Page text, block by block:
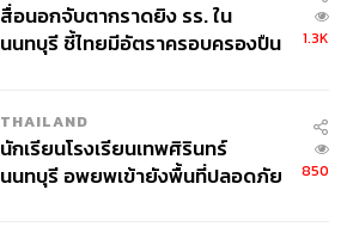
สื่อนอกจับตากราดยิง รร. ใน
นนทบุรี ชี้ไทยมีอัตราครอบครองปืน
1.3K
THAILAND
นักเรียนโรงเรียนเทพศิรินทร์
นนทบุรี อพยพเข้ายังพื้นที่ปลอดภัย
850